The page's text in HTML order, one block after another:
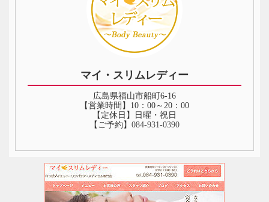
マイ・スリムレディー
広島県福山市船町6-16
【営業時間】10：00～20：00
【定休日】日曜・祝日
【ご予約】 084-931-0390